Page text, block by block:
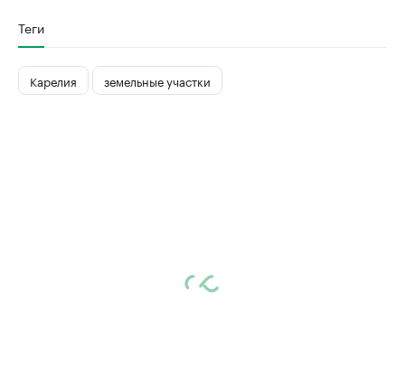
Теги
Карелия земельные участки